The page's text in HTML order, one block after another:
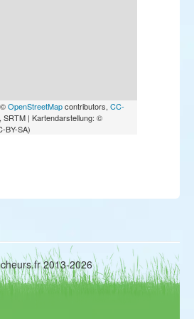
OpenStreetMapcontributors, CC-
SRTM | Kartendarstellung: ©
BY-SA)
2013-2026